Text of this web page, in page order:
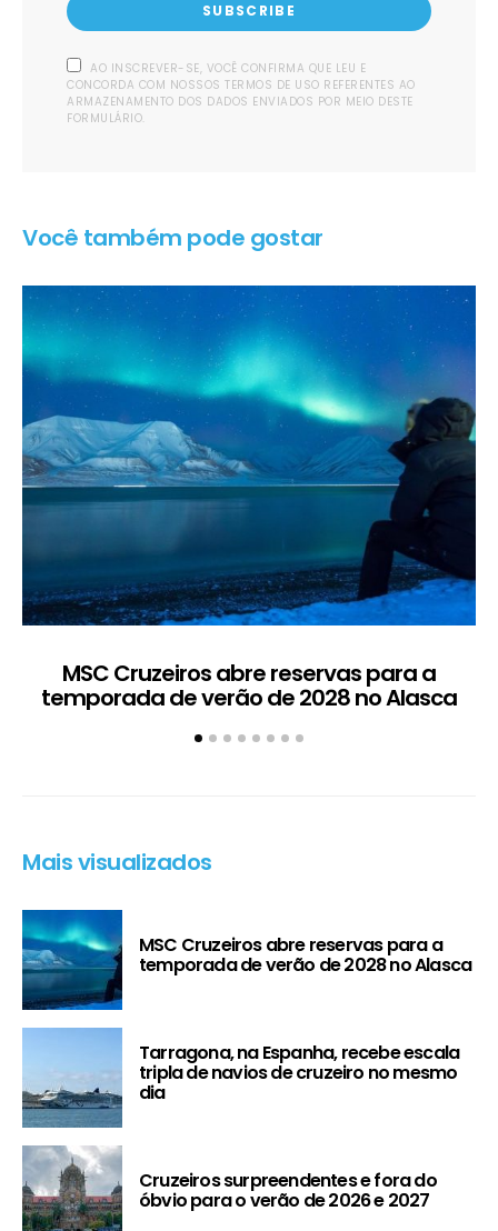
SUBSCRIBE
AO INSCREVER-SE, VOCÊ CONFIRMA QUE LEU E
CONCORDA COM NOSSOS TERMOS DE USO REFERENTES AO
ARMAZENAMENTO DOS DADOS ENVIADOS POR MEIO DESTE
FORMULÁRIO.
Você também pode gostar
MSC Cruzeiros abre reservas para a
temporada de verão de 2028 no Alasca
Mais visualizados
MSC Cruzeiros abre reservas para a
temporada de verão de 2028 no Alasca
Tarragona, na Espanha, recebe escala
tripla de navios de cruzeiro no mesmo
dia
Cruzeiros surpreendentes e fora do
óbvio para o verão de 2026 e 2027